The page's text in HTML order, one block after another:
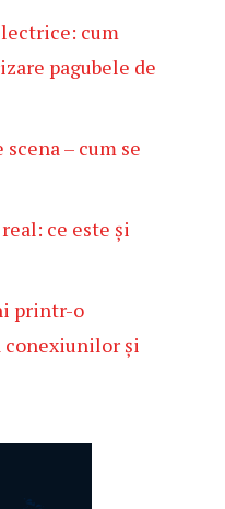
cum
pagubele de
– cum se
ce este și
printr-o
conexiunilor și